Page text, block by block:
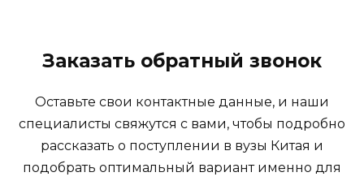
Заказать обратный звонок
Оставьте свои контактные данные, и наши
специалисты свяжутся с вами, чтобы подробно
рассказать о поступлении в вузы Китая и
подобрать оптимальный вариант именно для